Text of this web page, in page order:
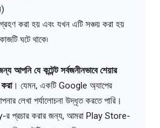
গ্রহণ করা হয় এবং যখন এটি সঞ্চয় করা হয়
ঘটে থাকে৷
আপনি যে কন্টেন্ট সর্বজনীনভাবে শেয়ার
। যেমন, একটি Google অ্যাপের
লেখা পর্যালোচনা উদ্ধৃত করতে পারি।
প্রচার করার জন্য, আমরা Play Store-